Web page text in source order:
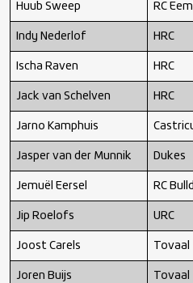
Huub Sweep RC
Indy Nederlof HRC
Ischa Raven HRC
Jack van Schelven HRC
Jarno Kamphuis
Jasper van der Munnik Dukes
Jemuël Eersel RC
Jip Roelofs URC
Joost Carels Tovaal
Joren Buijs Tovaal